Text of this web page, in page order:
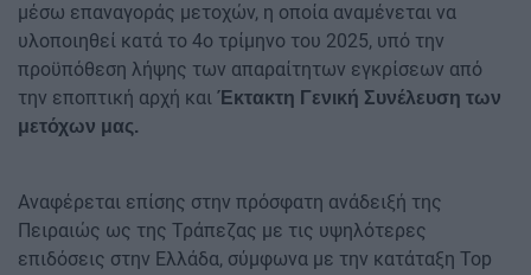
μέσω επαναγοράς μετοχών, η οποία αναμένεται να
υλοποιηθεί κατά το 4ο τρίμηνο του 2025, υπό την
προϋπόθεση λήψης των απαραίτητων εγκρίσεων από
την εποπτική αρχή και Έκτακτη Γενική Συνέλευση των
μετόχων μας.
Αναφέρεται επίσης στην πρόσφατη ανάδειξή της
Πειραιώς ως της Τράπεζας με τις υψηλότερες
επιδόσεις στην Ελλάδα, σύμφωνα με την κατάταξη Top